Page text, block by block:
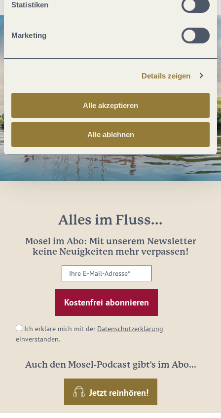
Statistiken
Marketing
Details zeigen
Alle akzeptieren
Alle ablehnen
Alles im Fluss...
Mosel im Abo: Mit unserem Newsletter
keine Neuigkeiten mehr verpassen!
Ihre
E-
Mail-
Adresse:
Ich erkläre mich mit der Datenschutzerklärung
einverstanden.
Auch den Mosel-Podcast gibt's im Abo...
Jetzt reinhören!